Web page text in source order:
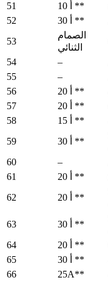
51 10 أ **
52
30 أ **
53
الصمام
الثنائي
54
–
55
–
56
20 أ **
57
20 أ **
58
15 أ **
59
30 أ **
60
–
61
20 أ **
62
20 أ **
63
30 أ **
64
20 أ **
65
30 أ **
66
25A**